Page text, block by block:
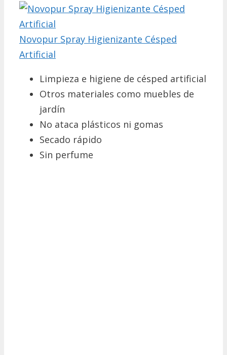
Novopur Spray Higienizante Césped
Artificial
Limpieza e higiene de césped artificial
Otros materiales como muebles de
jardín
No ataca plásticos ni gomas
Secado rápido
Sin perfume